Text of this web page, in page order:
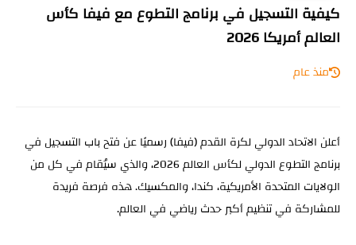
كيفية التسجيل في برنامج التطوع مع فيفا كأس
العالم أمريكا 2026
منذ عام
أعلن الاتحاد الدولي لكرة القدم (فيفا) رسميًا عن فتح باب التسجيل في
برنامج التطوع الدولي لكأس العالم 2026، والذي سيُقام في كل من
الولايات المتحدة الأمريكية، كندا، والمكسيك. هذه فرصة فريدة
للمشاركة في تنظيم أكبر حدث رياضي في العالم.